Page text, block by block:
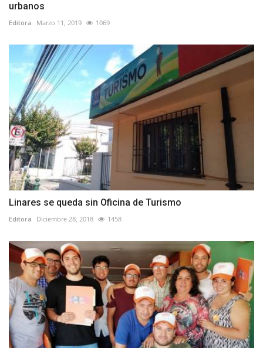
urbanos
Editora Marzo 11, 2019 1069
Linares se queda sin Oficina de Turismo
Editora Diciembre 28, 2018 1458